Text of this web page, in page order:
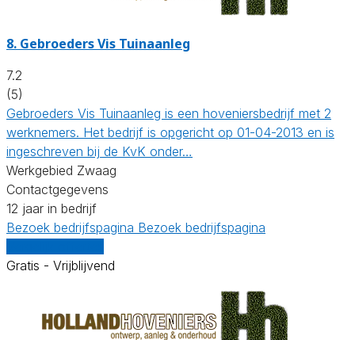
8. Gebroeders Vis Tuinaanleg
7.2
(5)
Gebroeders Vis Tuinaanleg is een hoveniersbedrijf met 2
werknemers. Het bedrijf is opgericht op 01-04-2013 en is
ingeschreven bij de KvK onder…
Werkgebied Zwaag
Contactgegevens
12 jaar in bedrijf
Bezoek bedrijfspagina Bezoek bedrijfspagina
Gratis - Vrijblijvend